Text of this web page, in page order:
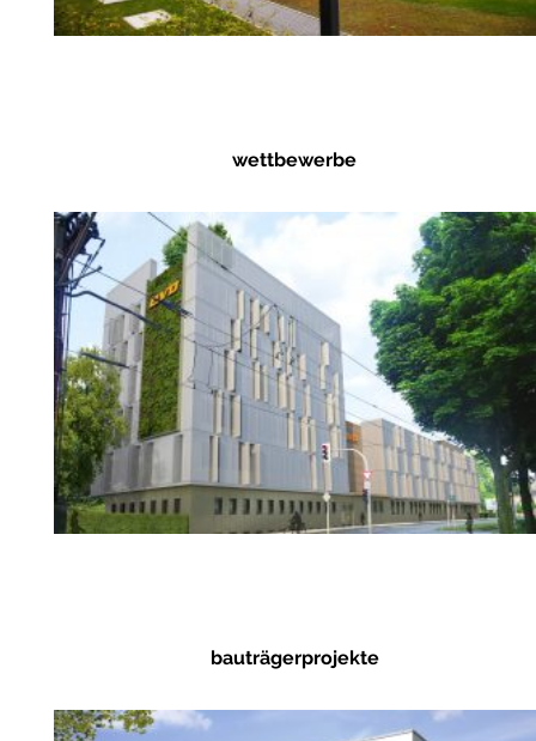
wettbewerbe
bauträgerprojekte